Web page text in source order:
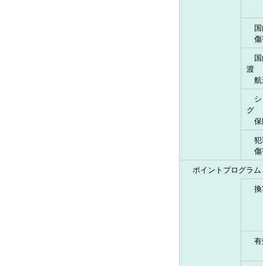
国
傷
国
渡
航
シ
グ
保
犯
傷
ポイントプログラム
換
有